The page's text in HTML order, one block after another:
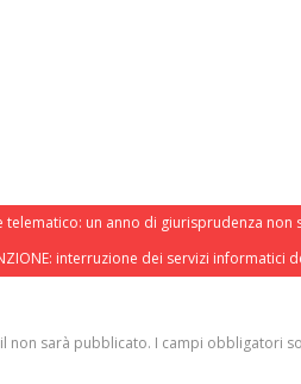
telematico: un anno di giurisprudenza
interruzione dei servizi informatici
non sarà pubblicato. I campi obbligatori